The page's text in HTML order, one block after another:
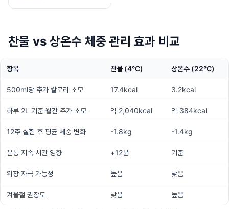
찬물 vs 상온수 체중 관리 효과 비교
항목 찬물 (4°C) 상온수 (22°C)
500ml당 추가 칼로리 소모 17.4kcal 3.2kcal
하루 2L 기준 월간 추가 소모 약 2,040kcal 약 384kcal
12주 실험 후 평균 체중 변화 -1.8kg -1.4kg
운동 지속 시간 영향 +12분 기준
위장 자극 가능성 높음 낮음
겨울철 권장도 낮음 높음